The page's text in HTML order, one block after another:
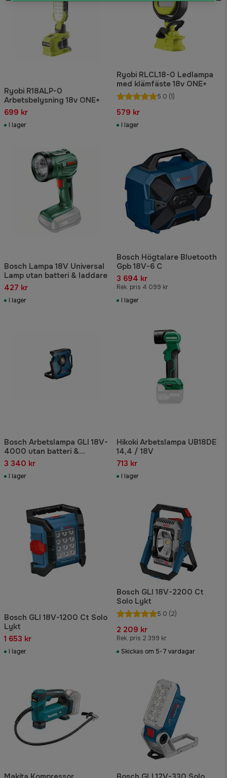
Ryobi R18ALP-0
Arbetsbelysning 18v ONE+
699 kr
I lager
Ryobi RLCL18-0 Ledlampa
med klämfäste 18v ONE+
5.0 (1)
579 kr
I lager
Bosch Lampa 18V Universal
Lamp utan batteri & laddare
427 kr
I lager
Bosch Högtalare Bluetooth
Gpb 18V-6 C
3 694 kr
Rek. pris 4 099 kr
I lager
Bosch Arbetslampa GLI 18V-
4000 utan batteri &
laddare
3 340 kr
I lager
Hikoki Arbetslampa UB18DE
14,4 / 18V
713 kr
I lager
Bosch GLI 18V-1200 Ct Solo
Lykt
1 653 kr
I lager
Bosch GLI 18V-2200 Ct
Solo Lykt
5.0 (2)
2 209 kr
Rek. pris 2 399 kr
Skickas om 5-7 vardagar